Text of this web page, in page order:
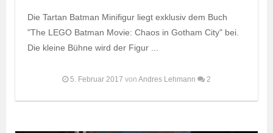
Die Tartan Batman Minifigur liegt exklusiv dem Buch
"The LEGO Batman Movie: Chaos in Gotham City" bei.
Die kleine Bühne wird der Figur ...
5. Februar 2017 von Andres Lehmann 2